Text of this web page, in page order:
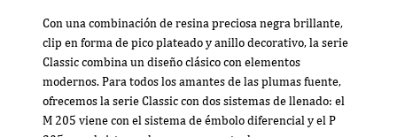
Con una combinación de resina preciosa negra brillante,
clip en forma de pico plateado y anillo decorativo, la serie
Classic combina un diseño clásico con elementos
modernos. Para todos los amantes de las plumas fuente,
ofrecemos la serie Classic con dos sistemas de llenado: el
M 205 viene con el sistema de émbolo diferencial y el P